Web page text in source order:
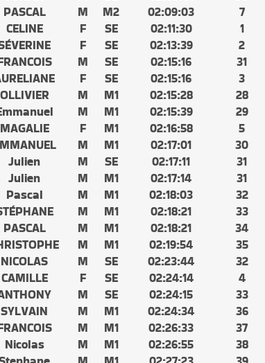
PASCAL M M2 02:09:03
7
CELINE F SE 02:11:30
1
F SE 02:13:39
2
M SE 02:15:16
31
F SE 02:15:16
3
OLLIVIER M M1 02:15:28
28
M M1 02:15:39
29
MAGALIE F M1 02:16:58
5
M M1 02:17:01
30
Julien M SE 02:17:11
31
Julien M M1 02:17:14
31
Pascal M M1 02:18:03
32
M M1 02:18:21
33
PASCAL M M1 02:18:21
34
M M1 02:19:54
35
NICOLAS M SE 02:23:44
32
CAMILLE F SE 02:24:14
4
M SE 02:24:15
33
SYLVAIN M M1 02:24:34
36
M M1 02:26:33
37
Nicolas M M1 02:26:55
38